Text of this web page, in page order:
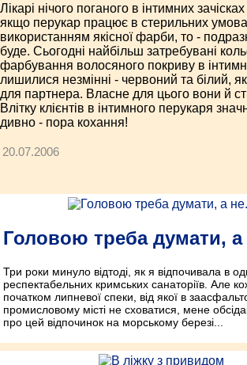
Лікарі нічого поганого в інтимних
якщо перукар працює в стерильних
використанням якісної фарби, то -
буде. Сьогодні найбільш затребувані
фарбування волосяного покриву в
лишилися незмінні - червоний та білий,
для партнера. Власне для цього вони й
Влітку клієнтів в інтимного перукаря
дивно - пора кохання!
20.07.2006
Головою треба думати, а
Три роки минуло відтоді, як я відпочивала в
респектабельних кримських санаторіїв. Але
початком липневої спеки, від якої в
промисловому місті не сховатися, мене
про цей відпочинок на морському березі...